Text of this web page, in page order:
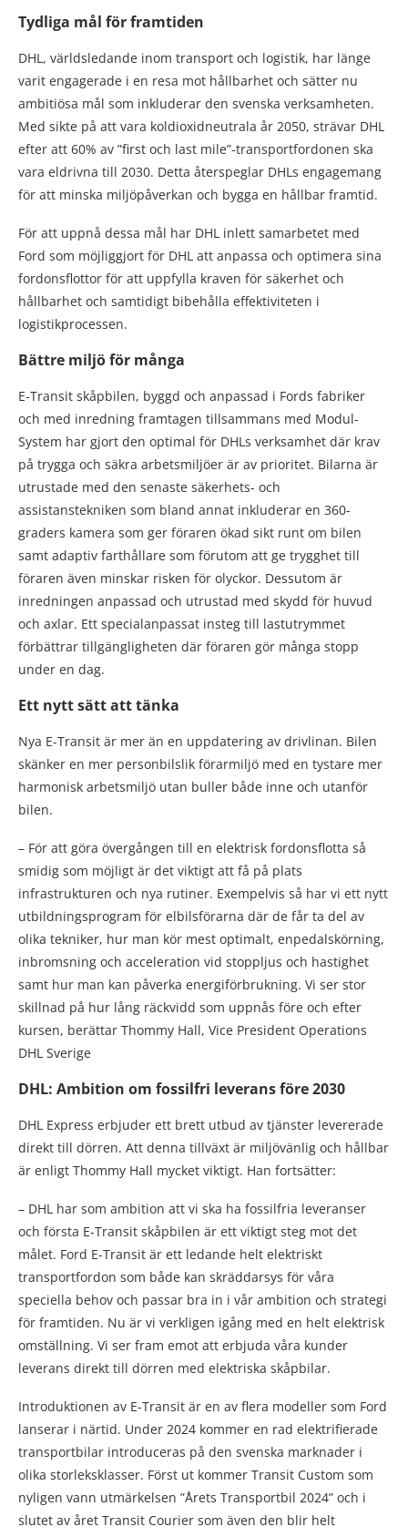
Tydliga mål för framtiden
DHL, världsledande inom transport och logistik, har länge
varit engagerade i en resa mot hållbarhet och sätter nu
ambitiösa mål som inkluderar den svenska verksamheten.
Med sikte på att vara koldioxidneutrala år 2050, strävar DHL
efter att 60% av ”first och last mile”-transportfordonen ska
vara eldrivna till 2030. Detta återspeglar DHLs engagemang
för att minska miljöpåverkan och bygga en hållbar framtid.
För att uppnå dessa mål har DHL inlett samarbetet med
Ford som möjliggjort för DHL att anpassa och optimera sina
fordonsflottor för att uppfylla kraven för säkerhet och
hållbarhet och samtidigt bibehålla effektiviteten i
logistikprocessen.
Bättre miljö för många
E-Transit skåpbilen, byggd och anpassad i Fords fabriker
och med inredning framtagen tillsammans med Modul-
System har gjort den optimal för DHLs verksamhet där krav
på trygga och säkra arbetsmiljöer är av prioritet. Bilarna är
utrustade med den senaste säkerhets- och
assistanstekniken som bland annat inkluderar en 360-
graders kamera som ger föraren ökad sikt runt om bilen
samt adaptiv farthållare som förutom att ge trygghet till
föraren även minskar risken för olyckor. Dessutom är
inredningen anpassad och utrustad med skydd för huvud
och axlar. Ett specialanpassat insteg till lastutrymmet
förbättrar tillgängligheten där föraren gör många stopp
under en dag.
Ett nytt sätt att tänka
Nya E-Transit är mer än en uppdatering av drivlinan. Bilen
skänker en mer personbilslik förarmiljö med en tystare mer
harmonisk arbetsmiljö utan buller både inne och utanför
bilen.
– För att göra övergången till en elektrisk fordonsflotta så
smidig som möjligt är det viktigt att få på plats
infrastrukturen och nya rutiner. Exempelvis så har vi ett nytt
utbildningsprogram för elbilsförarna där de får ta del av
olika tekniker, hur man kör mest optimalt, enpedalskörning,
inbromsning och acceleration vid stoppljus och hastighet
samt hur man kan påverka energiförbrukning. Vi ser stor
skillnad på hur lång räckvidd som uppnås före och efter
kursen, berättar Thommy Hall, Vice President Operations
DHL Sverige
DHL: Ambition om fossilfri leverans före 2030
DHL Express erbjuder ett brett utbud av tjänster levererade
direkt till dörren. Att denna tillväxt är miljövänlig och hållbar
är enligt Thommy Hall mycket viktigt. Han fortsätter:
– DHL har som ambition att vi ska ha fossilfria leveranser
och första E-Transit skåpbilen är ett viktigt steg mot det
målet. Ford E-Transit är ett ledande helt elektriskt
transportfordon som både kan skräddarsys för våra
speciella behov och passar bra in i vår ambition och strategi
för framtiden. Nu är vi verkligen igång med en helt elektrisk
omställning. Vi ser fram emot att erbjuda våra kunder
leverans direkt till dörren med elektriska skåpbilar.
Introduktionen av E-Transit är en av flera modeller som Ford
lanserar i närtid. Under 2024 kommer en rad elektrifierade
transportbilar introduceras på den svenska marknader i
olika storleksklasser. Först ut kommer Transit Custom som
nyligen vann utmärkelsen ”Årets Transportbil 2024” och i
slutet av året Transit Courier som även den blir helt